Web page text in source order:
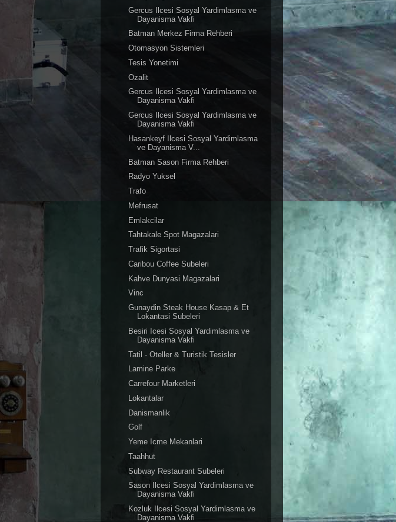
Gercus Ilcesi Sosyal Yardimlasma ve
Dayanisma Vakfi
Batman Merkez Firma Rehberi
Otomasyon Sistemleri
Tesis Yonetimi
Ozalit
Gercus Ilcesi Sosyal Yardimlasma ve
Dayanisma Vakfi
Gercus Ilcesi Sosyal Yardimlasma ve
Dayanisma Vakfi
Hasankeyf Ilcesi Sosyal Yardimlasma
ve Dayanisma V...
Batman Sason Firma Rehberi
Radyo Yuksel
Trafo
Mefrusat
Emlakcilar
Tahtakale Spot Magazalari
Trafik Sigortasi
Caribou Coffee Subeleri
Kahve Dunyasi Magazalari
Vinc
Gunaydin Steak House Kasap & Et
Lokantasi Subeleri
Besiri Icesi Sosyal Yardimlasma ve
Dayanisma Vakfi
Tatil - Oteller & Turistik Tesisler
Lamine Parke
Carrefour Marketleri
Lokantalar
Danismanlik
Golf
Yeme Icme Mekanlari
Taahhut
Subway Restaurant Subeleri
Sason Ilcesi Sosyal Yardimlasma ve
Dayanisma Vakfi
Kozluk Ilcesi Sosyal Yardimlasma ve
Dayanisma Vakfi